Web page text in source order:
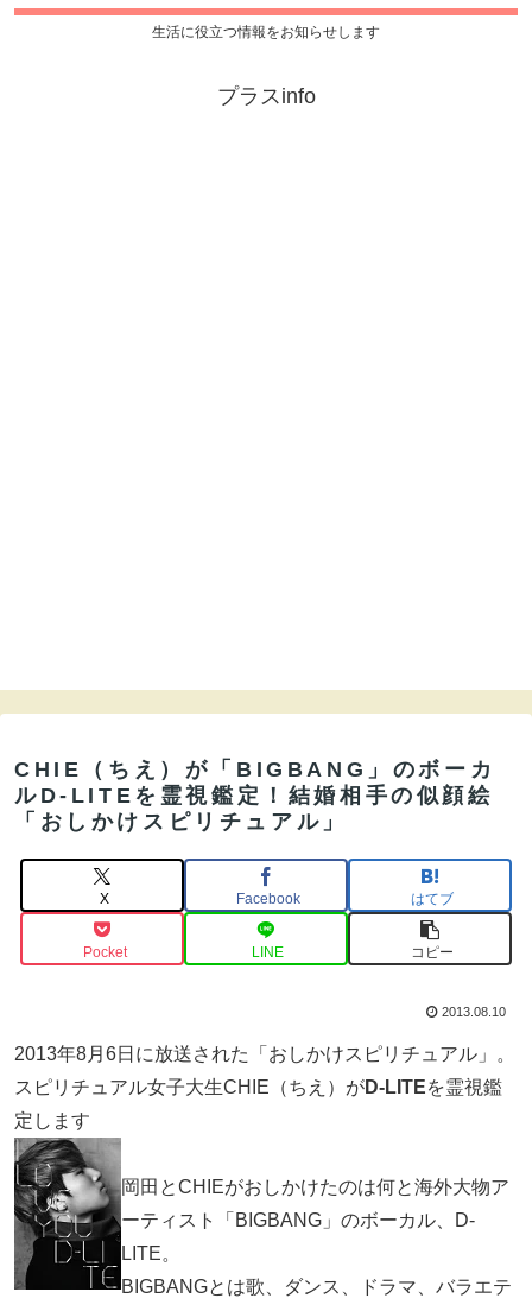
生活に役立つ情報をお知らせします
プラスinfo
CHIE（ちえ）が「BIGBANG」のボーカ
ルD-LITEを霊視鑑定！結婚相手の似顔絵
「おしかけスピリチュアル」
X Facebook はてブ
Pocket LINE コピー
2013.08.10
2013年8月6日に放送された「おしかけスピリチュアル」。
スピリチュアル女子大生CHIE（ちえ）がD-LITEを霊視鑑
定します
岡田とCHIEがおしかけたのは何と海外大物ア
ーティスト「BIGBANG」のボーカル、D-
LITE。
BIGBANGとは歌、ダンス、ドラマ、バラエテ